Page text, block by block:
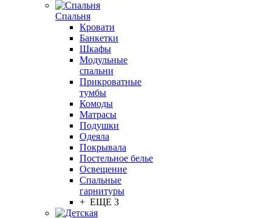
Спальня
Кровати
Банкетки
Шкафы
Модульные
спальни
Прикроватные
тумбы
Комоды
Матрасы
Подушки
Одеяла
Покрывала
Постельное белье
Освещение
Спальные
гарнитуры
+ ЕЩЕ 3